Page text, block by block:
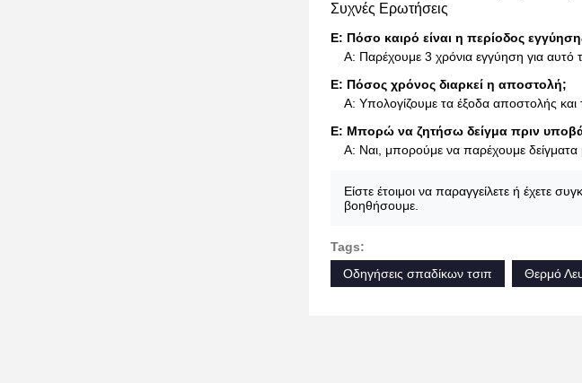
Συχνές Ερωτήσεις
Ε: Πόσο καιρό είναι η περίοδος
Α: Παρέχουμε 3 χρόνια εγγύηση για αυτό
Ε: Πόσος χρόνος διαρκεί η αποστολή;
Α: Υπολογίζουμε τα έξοδα αποστολής
Ε: Μπορώ να ζητήσω δείγμα πριν
Α: Ναι, μπορούμε να παρέχουμε δείγματα
Είστε έτοιμοι να παραγγείλετε ή έχετε
βοηθήσουμε.
Tags:
Οδηγήσεις σπαδίκων τσιπ
Θερμό